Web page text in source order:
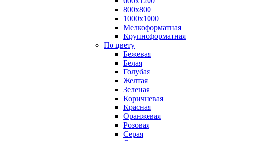
800х800
1000х1000
Мелкоформатная
Крупноформатная
По цвету
Бежевая
Белая
Голубая
Желтая
Зеленая
Коричневая
Красная
Оранжевая
Розовая
Серая